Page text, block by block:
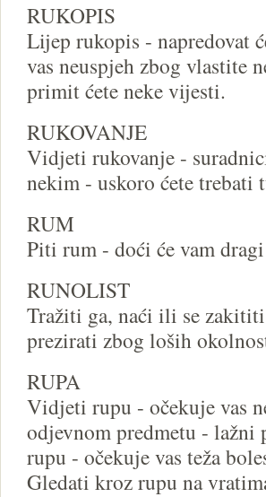
RUKOPIS
Lijep rukopis - napredovat
vas neuspjeh zbog vlastite
primit ćete neke vijesti.
RUKOVANJE
Vidjeti rukovanje -
nekim - uskoro ćete trebati
RUM
Piti rum - doći će vam
RUNOLIST
Tražiti ga, naći ili se
prezirati zbog loših
RUPA
Vidjeti rupu - očekuje vas
odjevnom predmetu - lažni
rupu - očekuje vas teža
Gledati kroz rupu na